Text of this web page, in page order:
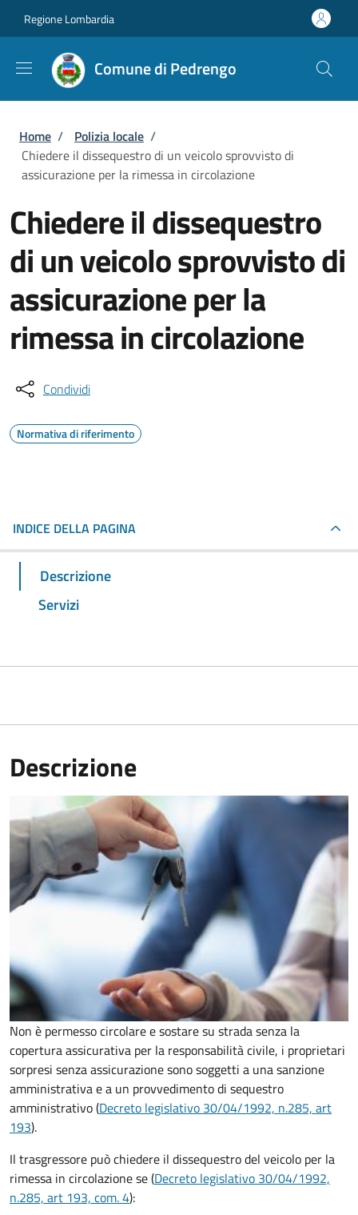
Regione Lombardia
Comune di Pedrengo
Briciole di pane
Home / Polizia locale /
Chiedere il dissequestro di un veicolo sprovvisto di
assicurazione per la rimessa in circolazione
Chiedere il dissequestro
di un veicolo sprovvisto di
assicurazione per la
rimessa in circolazione
Condividi
Normativa di riferimento
INDICE DELLA PAGINA
Descrizione
Servizi
Descrizione
Non è permesso circolare e sostare su strada senza la
copertura assicurativa per la responsabilità civile, i proprietari
sorpresi senza assicurazione sono soggetti a una sanzione
amministrativa e a un provvedimento di sequestro
amministrativo (Decreto legislativo 30/04/1992, n.285, art
193).
Il trasgressore può chiedere il dissequestro del veicolo per la
rimessa in circolazione se (Decreto legislativo 30/04/1992,
n.285, art 193, com. 4):